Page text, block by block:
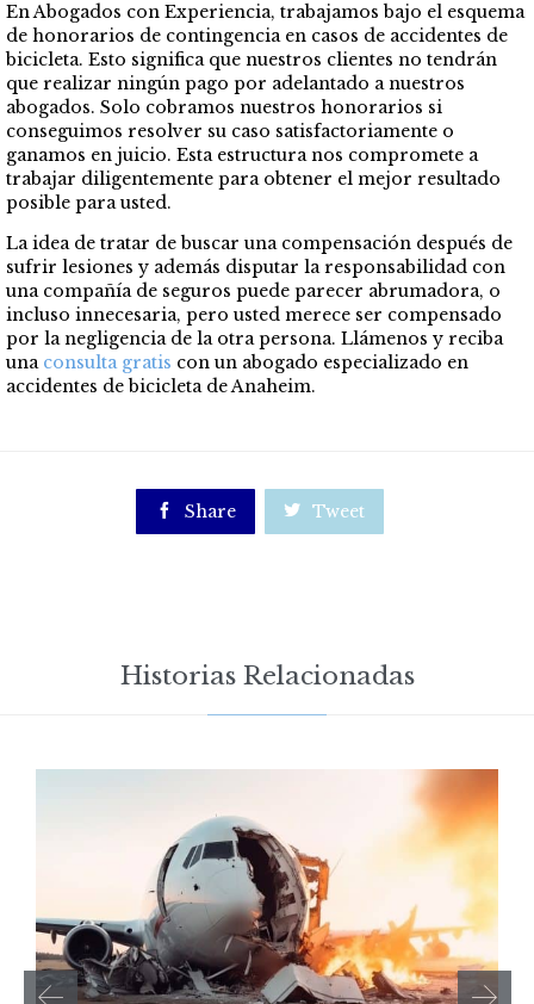
En Abogados con Experiencia, trabajamos bajo el esquema
de honorarios de contingencia en casos de accidentes de
bicicleta. Esto significa que nuestros clientes no tendrán
que realizar ningún pago por adelantado a nuestros
abogados. Solo cobramos nuestros honorarios si
conseguimos resolver su caso satisfactoriamente o
ganamos en juicio. Esta estructura nos compromete a
trabajar diligentemente para obtener el mejor resultado
posible para usted.
La idea de tratar de buscar una compensación después de
sufrir lesiones y además disputar la responsabilidad con
una compañía de seguros puede parecer abrumadora, o
incluso innecesaria, pero usted merece ser compensado
por la negligencia de la otra persona. Llámenos y reciba
una consulta gratis con un abogado especializado en
accidentes de bicicleta de Anaheim.
 Share  Tweet
Historias Relacionadas